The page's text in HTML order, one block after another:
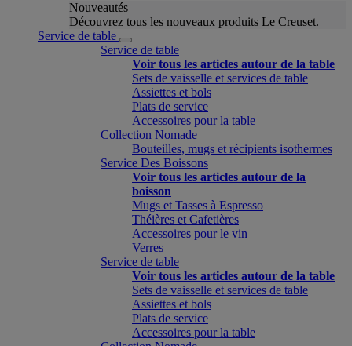
Nouveautés
Découvrez tous les nouveaux produits Le Creuset.
Service de table
Service de table
Voir tous les articles autour de la table
Sets de vaisselle et services de table
Assiettes et bols
Plats de service
Accessoires pour la table
Collection Nomade
Bouteilles, mugs et récipients isothermes
Service Des Boissons
Voir tous les articles autour de la
boisson
Mugs et Tasses à Espresso
Théières et Cafetières
Accessoires pour le vin
Verres
Service de table
Voir tous les articles autour de la table
Sets de vaisselle et services de table
Assiettes et bols
Plats de service
Accessoires pour la table